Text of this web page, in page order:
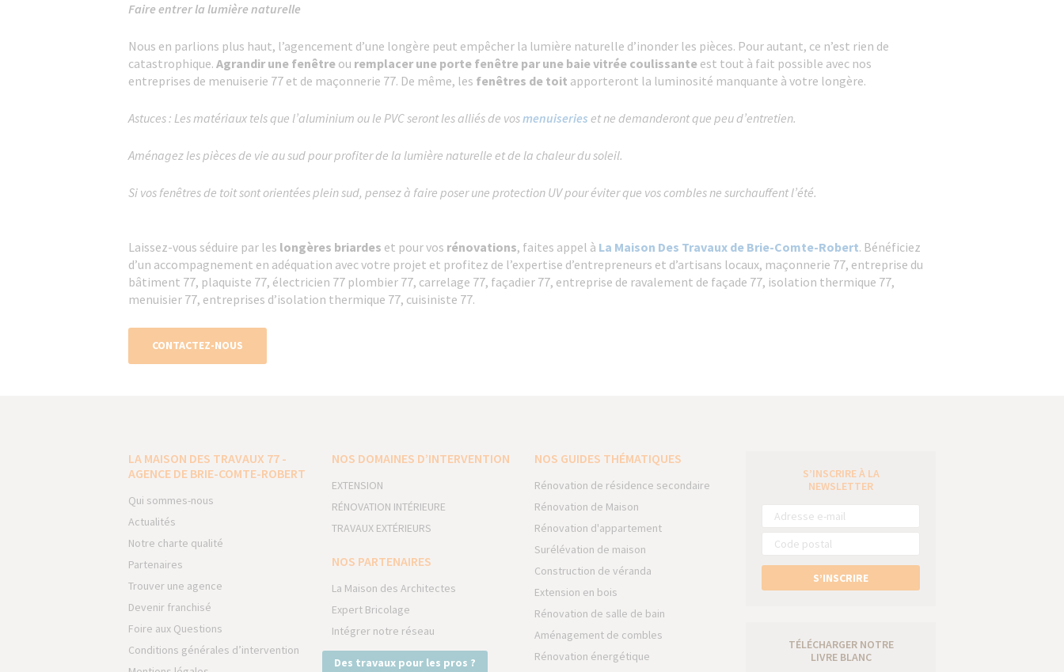
Faire entrer la lumière naturelle
Nous en parlions plus haut, l’agencement d’une longère peut empêcher la lumière naturelle d’inonder les pièces. Pour autant, ce n’est rien de
catastrophique. Agrandir une fenêtre ou remplacer une porte fenêtre par une baie vitrée coulissante est tout à fait possible avec nos
entreprises de menuiserie 77 et de maçonnerie 77. De même, les fenêtres de toit apporteront la luminosité manquante à votre longère.
Astuces : Les matériaux tels que l’aluminium ou le PVC seront les alliés de vosmenuiseries et ne demanderont que peu d’entretien.
Aménagez les pièces de vie au sud pour profiter de la lumière naturelle et de la chaleur du soleil.
Si vos fenêtres de toit sont orientées plein sud, pensez à faire poser une protection UV pour éviter que vos combles ne surchauffent l’été.
Laissez-vous séduire par les longères briardes et pour vos rénovations, faites appel à La Maison Des Travaux de Brie-Comte-Robert. Bénéficiez
d’un accompagnement en adéquation avec votre projet et profitez de l’expertise d’entrepreneurs et d’artisans locaux, maçonnerie 77, entreprise du
bâtiment 77, plaquiste 77, électricien 77 plombier 77, carrelage 77, façadier 77, entreprise de ravalement de façade 77, isolation thermique 77,
menuisier 77, entreprises d’isolation thermique 77, cuisiniste 77.
CONTACTEZ-NOUS
LA MAISON DES TRAVAUX 77 -
AGENCE DE BRIE-COMTE-ROBERT
Qui sommes-nous
Actualités
Notre charte qualité
Partenaires
Trouver une agence
Devenir franchisé
Foire aux Questions
Conditions générales d’intervention
NOS DOMAINES D’INTERVENTION
EXTENSION
RÉNOVATION INTÉRIEURE
TRAVAUX EXTÉRIEURS
NOS PARTENAIRES
La Maison des Architectes
Expert Bricolage
Intégrer notre réseau
Des travaux pour les pros ?
NOS GUIDES THÉMATIQUES
Rénovation de résidence secondaire
Rénovation de Maison
Rénovation d'appartement
Surélévation de maison
Construction de véranda
Extension en bois
Rénovation de salle de bain
Aménagement de combles
Rénovation énergétique
S’INSCRIRE À LA
NEWSLETTER
S’INSCRIRE
TÉLÉCHARGER NOTRE
LIVRE BLANC